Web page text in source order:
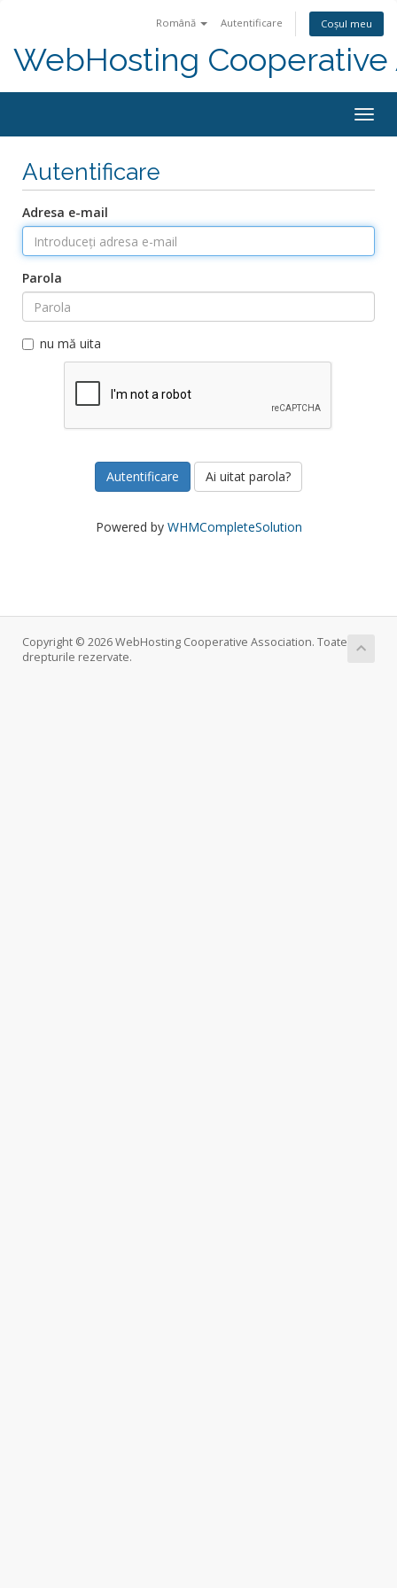
Română Autentificare Coșul meu
WebHosting Cooperative
Autentificare
Adresa e-mail
Parola
nu mă uita
Ai uitat parola?
Powered by WHMCompleteSolution
Copyright © 2026 WebHosting Cooperative Association. Toate
drepturile rezervate.